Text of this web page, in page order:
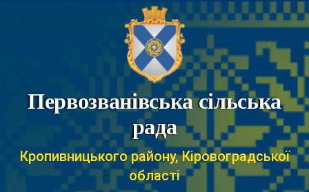
Первозванівська сільська
рада
Кропивницького району, Кіровоградської
області